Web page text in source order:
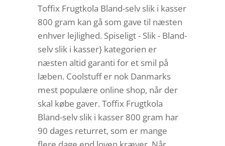
Toffix Frugtkola Bland-selv slik i kasser
800 gram kan gå som gave til næsten
enhver lejlighed. Spiseligt - Slik - Bland-
selv slik i kasser} kategorien er
næsten altid garanti for et smil på
læben. Coolstuff er nok Danmarks
mest populære online shop, når der
skal købe gaver. Toffix Frugtkola
Bland-selv slik i kasser 800 gram har
90 dages returret, som er mange